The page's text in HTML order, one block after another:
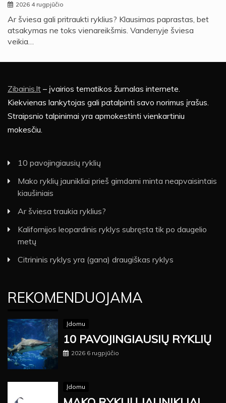
2026 4 rugpjūčio
Ar šviesa gali pritraukti ryklius? Klausimas paprastas, bet
atsakymas ne toks vienareikšmis. Vandenyje šviesa
veikia…
Zibainis.lt – įvairios tematikos žurnalas internete.
Kiekvienas lankytojas gali patalpinti savo norimus įrašus.
Straipsnio talpinimai yra apmokestinti vienkartiniu
mokesčiu.
10 pavojingiausių ryklių
Mako ryklių jaunikliai prieš gimdami minta neapvaisintais
kiaušiniais
Ar šviesa traukia ryklius?
Kalifornijos leopardinis ryklys subręsta tik po daugelio
metų
Citrininis ryklys yra (gana) draugiškas ryklys
REKOMENDUOJAMA
Įdomu
10 PAVOJINGIAUSIŲ RYKLIŲ
2026 6 rugpjūčio
Įdomu